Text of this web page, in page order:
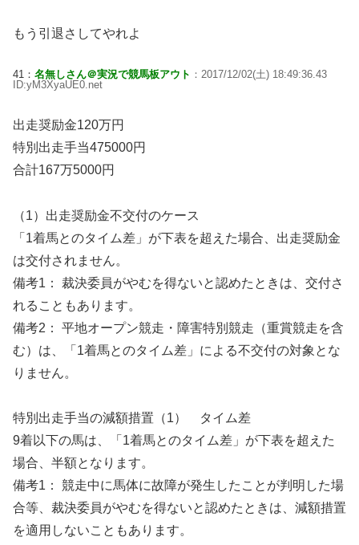
もう引退さしてやれよ
41： 名無しさん＠実況で競馬板アウト ：2017/12/02(土) 18:49:36.43
ID:yM3XyaUE0.net
出走奨励金120万円
特別出走手当475000円
合計167万5000円
（1）出走奨励金不交付のケース
「1着馬とのタイム差」が下表を超えた場合、出走奨励金
は交付されません。
備考1： 裁決委員がやむを得ないと認めたときは、交付さ
れることもあります。
備考2： 平地オープン競走・障害特別競走（重賞競走を含
む）は、「1着馬とのタイム差」による不交付の対象とな
りません。
特別出走手当の減額措置（1） タイム差
9着以下の馬は、「1着馬とのタイム差」が下表を超えた
場合、半額となります。
備考1： 競走中に馬体に故障が発生したことが判明した場
合等、裁決委員がやむを得ないと認めたときは、減額措置
を適用しないこともあります。